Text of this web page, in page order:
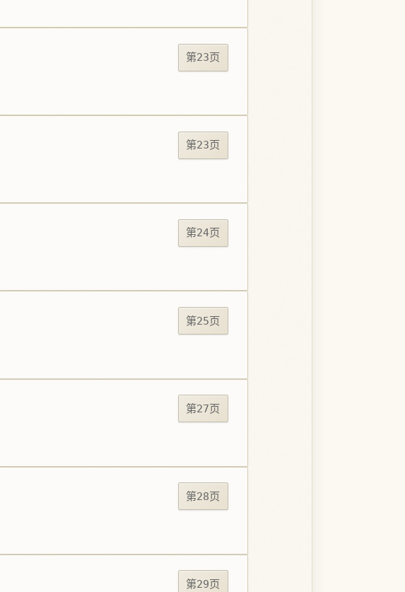
第23页
第23页
第24页
第25页
第27页
第28页
第29页